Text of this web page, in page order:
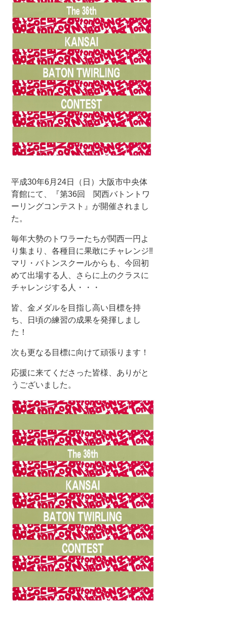
平成30年6月24日（日）大阪市中央体
育館にて、『第36回 関西バトントワ
ーリングコンテスト』が開催されまし
た。
毎年大勢のトワラーたちが関西一円よ
り集まり、各種目に果敢にチャレンジ‼
マリ・バトンスクールからも、今回初
めて出場する人、さらに上のクラスに
チャレンジする人・・・
皆、金メダルを目指し高い目標を持
ち、日頃の練習の成果を発揮しまし
た！
次も更なる目標に向けて頑張ります！
応援に来てくださった皆様、ありがと
うございました。